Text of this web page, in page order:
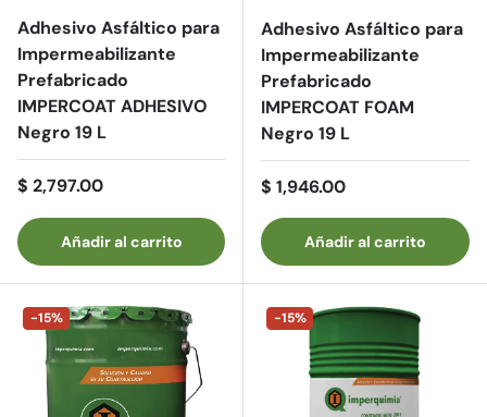
Adhesivo Asfáltico para
Impermeabilizante
Prefabricado
IMPERCOAT ADHESIVO
Negro 19 L
Precio normal
$ 2,797.00
Añadir al carrito
Adhesivo Asfáltico para
Impermeabilizante
Prefabricado
IMPERCOAT FOAM
Negro 19 L
Precio normal
$ 1,946.00
Añadir al carrito
-15% -15%